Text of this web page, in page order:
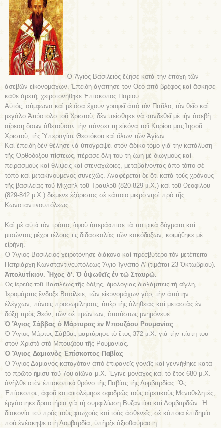
Ὁ Ἅγιος Βασίλειος ἔζησε κατὰ τὴν ἐποχὴ τῶν
ἀσεβῶν εἰκονομάχων. Ἐπειδὴ ἀγάπησε τὸν Θεὸ ἀπὸ βρέφος καὶ ἄσκησε
κάθε ἀρετή, χειροτονήθηκε Ἐπίσκοπος Παρίου.
Αὐτός, σύμφωνα καὶ μὲ ὅσα ἔχουν γραφεῖ ἀπὸ τὸν Παῦλο, τὸν θεῖο καὶ
μεγάλο Ἀπόστολο τοῦ Χριστοῦ, δὲν πείσθηκε νὰ συνδεθεῖ μὲ τὴν ἀσεβῆ
αἵρεση ὅσων ἀθετοῦσαν τὴν πάνσεπτη εἰκόνα τοῦ Κυρίου μας Ἰησοῦ
Χριστοῦ, τῆς Ὑπεραγίας Θεοτόκου καὶ ὅλων τῶν Ἁγίων.
Καὶ ἐπειδὴ δὲν θέλησε νὰ ὑπογράψει στὸν ἄδικο τόμο γιὰ τὴν κατάλυση
τῆς Ὀρθοδόξου πίστεως, πέρασε ὅλη του τὴ ζωὴ μὲ διωγμοὺς καὶ
πειρασμοὺς καὶ θλίψεις καὶ στεναχώριες, μεταβαίνοντας ἀπὸ τόπο σὲ
τόπο καὶ μετακινούμενος συνεχῶς. Ἀναφέρεται δὲ ὅτι κατὰ τοὺς χρόνους
τῆς βασιλείας τοῦ Μιχαὴλ τοῦ Τραυλοῦ (820-829 μ.Χ.) καὶ τοῦ Θεοφίλου
(829-842 μ.Χ.) διέμενε ἐξόριστος σὲ κάποιο μικρὸ νησὶ πρὸ τῆς
Κωνσταντινουπόλεως.
Καὶ μὲ αὐτὸ τὸν τρόπο, ἀφοῦ ὑπεράσπισε τὰ πατρικὰ δόγματα καὶ
μισώντας μέχρι τέλους τὶς διδασκαλίες τῶν κακόδοξων, κοιμήθηκε μὲ
εἰρήνη.
Ὁ Ἅγιος Βασίλειος χειροτόνησε διάκονο καὶ πρεσβύτερο τὸν μετέπειτα
Πατριάρχη Κωνσταντινουπόλεως Ἅγιο Ἰγνάτιο A’ (τιμᾶται 23 Ὀκτωβρίου).
Ἀπολυτίκιον. Ἦχος δ’. Ὁ ὑψωθεῖς ἐν τῷ Σταυρῷ.
Ὡς ἱερεὺς τοῦ Βασιλέως τῆς δόξης, ὁμολογίας διαλάμπεις τὴ αἴγλη,
Ἱερομάρτυς ἔνδοξε Βασίλειε, τῶν εἰκονομάχων γάρ, τὴν ἀπάτην
ἐλέγχων, πόνοις προσωμίλησας, ὑπὲρ τῆς ἀληθείας καὶ μεταστᾶς ἐν
δόξῃ πρὸς Θεόν, τῶν σὲ τιμώντων, ἀπαύστως μνημόνευε.
Ὁ Ἅγιος Σάββας ὁ Μάρτυρας ἐν Μπουζάου Ρουμανίας
Ὁ Ἅγιος Μάρτυς Σάββας μαρτύρησε τὸ ἔτος 372 μ.Χ. γιὰ τὴν πίστη του
στὸν Χριστὸ στὸ Μπουζάου τῆς Ρουμανίας.
Ὁ Ἅγιος Δαμιανὸς Ἐπίσκοπος Παβίας
Ὁ Ἅγιος Δαμιανὸς καταγόταν ἀπὸ ἐπιφανεῖς γονεῖς καὶ γεννήθηκε κατὰ
τὸ πρῶτο ἥμισυ τοῦ 7ου αἰῶνα μ.Χ. Ἔγινε μοναχὸς καὶ τὸ ἔτος 680 μ.Χ.
ἀνῆλθε στὸν ἐπισκοπικὸ θρόνο τῆς Παβίας τῆς Λομβαρδίας. Ὡς
Ἐπίσκοπος, ἀφοῦ καταπολέμησε σφοδρῶς τοὺς αἱρετικοὺς Μονοθελητές,
ἐργάστηκε δραστήρια γιὰ τὴ συμφιλίωση Βυζαντίου καὶ Λομβαρδῶν. Ἡ
διακονία του πρὸς τοὺς φτωχοὺς καὶ τοὺς ἀσθενεῖς, σὲ κάποια ἐπιδημία
ποὺ ἐνέσκηψε στὴ Λομβαρδία, ὑπῆρξε ἀξιοθαύμαστη.